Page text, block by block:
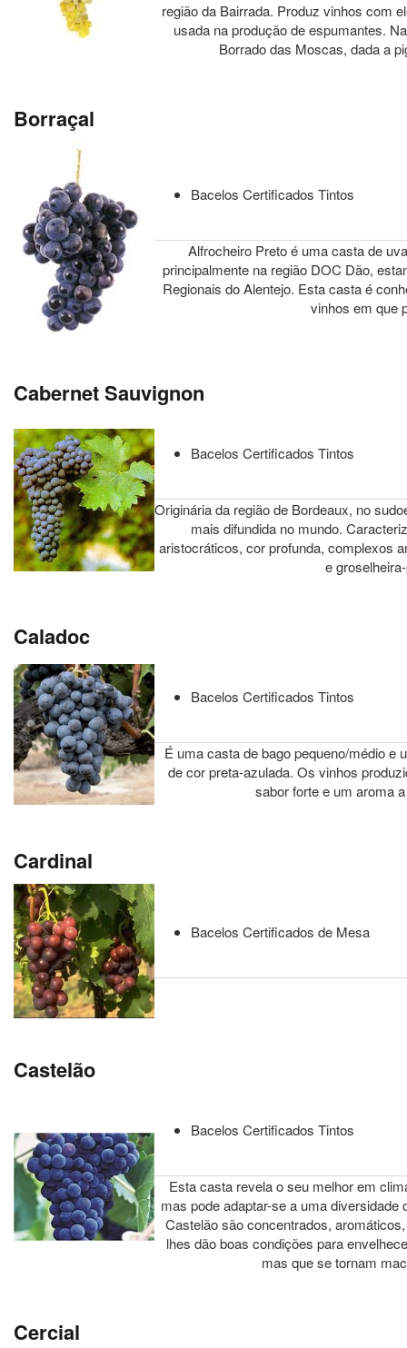
região da Bairrada. Produz vinhos com
usada na produção de espumantes.
Borrado das Moscas, dada a
Borraçal
Bacelos Certificados Tintos
Alfrocheiro Preto é uma casta de
principalmente na região DOC Dão,
Regionais do Alentejo. Esta casta é
vinhos em que
Cabernet Sauvignon
Bacelos Certificados Tintos
Originária da região de Bordeaux, no
mais difundida no mundo.
aristocráticos, cor profunda, complexos
e
Caladoc
Bacelos Certificados Tintos
É uma casta de bago pequeno/médio
de cor preta-azulada. Os vinhos
sabor forte e um aroma
Cardinal
Bacelos Certificados de Mesa
Castelão
Bacelos Certificados Tintos
Esta casta revela o seu melhor em
mas pode adaptar-se a uma
Castelão são concentrados,
lhes dão boas condições para
mas que se tornam
Cercial